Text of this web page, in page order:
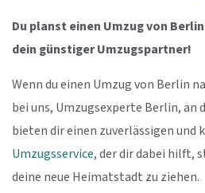
Du planst einen Umzug von
dein günstiger Umzugspartner!
Wenn du einen Umzug von Berlin
bei uns, Umzugsexperte Berlin, an
bieten dir einen zuverlässigen und
Umzugsservice, der dir dabei hilft,
deine neue Heimatstadt zu ziehen.